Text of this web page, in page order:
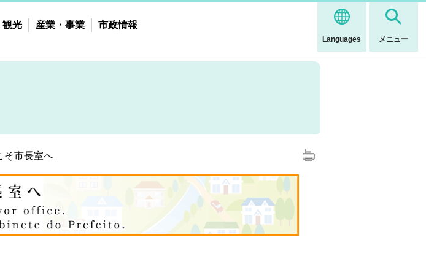
Languages メニュー
観光 産業・事業 市政情報
そ市長室へ